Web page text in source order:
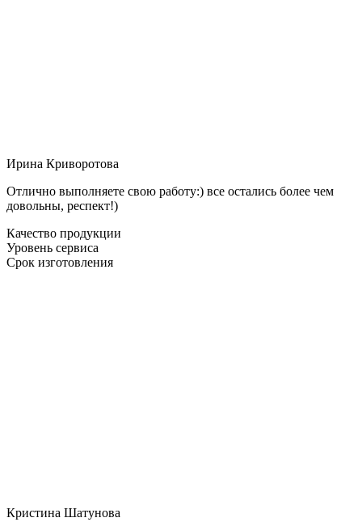
Ирина Криворотова
Отлично выполняете свою работу:) все остались более чем
довольны, респект!)
Качество продукции
Уровень сервиса
Срок изготовления
Кристина Шатунова